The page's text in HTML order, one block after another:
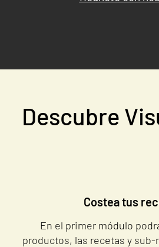
Descubre
Costea tus
En el primer módulo
productos, las recetas y sub-